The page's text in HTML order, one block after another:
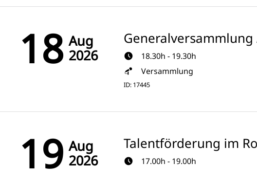
18 Aug
2026
18.30h - 19.30h
Versammlung
ID: 17445
19 Aug
2026
Talentförderung im
17.00h - 19.00h